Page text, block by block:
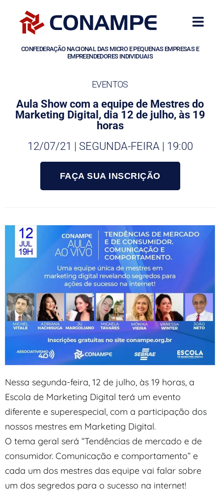
CONFEDERAÇÃO NACIONAL DAS MICRO E PEQUENAS EMPRESAS E
EMPREENDEDORES INDIVIDUAIS
EVENTOS
Aula Show com a equipe de Mestres do
Marketing Digital, dia 12 de julho, às 19
horas
12/07/21 | SEGUNDA-FEIRA | 19:00
FAÇA SUA INSCRIÇÃO
Nessa segunda-feira, 12 de julho, às 19 horas, a
Escola de Marketing Digital terá um evento
diferente e superespecial, com a participação dos
nossos mestres em Marketing Digital.
O tema geral será “Tendências de mercado e de
consumidor. Comunicação e comportamento” e
cada um dos mestres das equipe vai falar sobre
um dos segredos para o sucesso na internet!